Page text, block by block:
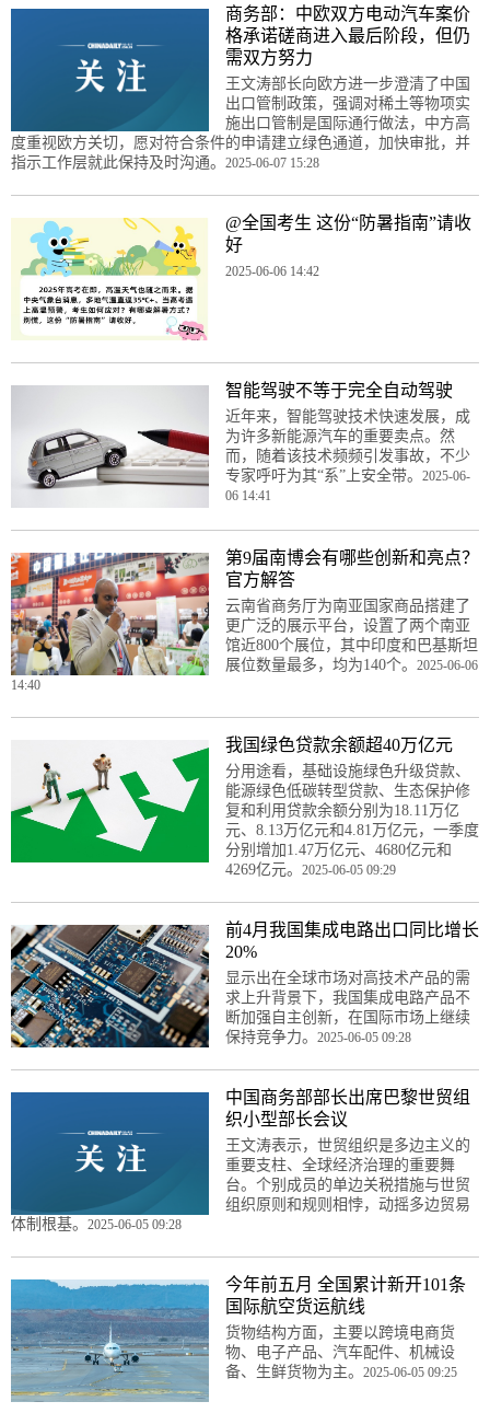
商务部：中欧双方电动汽车案价
格承诺磋商进入最后阶段，但仍
需双方努力
王文涛部长向欧方进一步澄清了中国
出口管制政策，强调对稀土等物项实
施出口管制是国际通行做法，中方高
度重视欧方关切，愿对符合条件的申请建立绿色通道，加快审批，并
指示工作层就此保持及时沟通。 2025-06-07 15:28
@全国考生 这份“防暑指南”请收
好
2025-06-06 14:42
智能驾驶不等于完全自动驾驶
近年来，智能驾驶技术快速发展，成
为许多新能源汽车的重要卖点。然
而，随着该技术频频引发事故，不少
专家呼吁为其“系”上安全带。 2025-06-
06 14:41
第9届南博会有哪些创新和亮点？
官方解答
云南省商务厅为南亚国家商品搭建了
更广泛的展示平台，设置了两个南亚
馆近800个展位，其中印度和巴基斯坦
展位数量最多，均为140个。 2025-06-06
14:40
我国绿色贷款余额超40万亿元
分用途看，基础设施绿色升级贷款、
能源绿色低碳转型贷款、生态保护修
复和利用贷款余额分别为18.11万亿
元、8.13万亿元和4.81万亿元，一季度
分别增加1.47万亿元、4680亿元和
4269亿元。 2025-06-05 09:29
前4月我国集成电路出口同比增长
20%
显示出在全球市场对高技术产品的需
求上升背景下，我国集成电路产品不
断加强自主创新，在国际市场上继续
保持竞争力。 2025-06-05 09:28
中国商务部部长出席巴黎世贸组
织小型部长会议
王文涛表示，世贸组织是多边主义的
重要支柱、全球经济治理的重要舞
台。个别成员的单边关税措施与世贸
组织原则和规则相悖，动摇多边贸易
体制根基。 2025-06-05 09:28
今年前五月 全国累计新开101条
国际航空货运航线
货物结构方面，主要以跨境电商货
物、电子产品、汽车配件、机械设
备、生鲜货物为主。 2025-06-05 09:25